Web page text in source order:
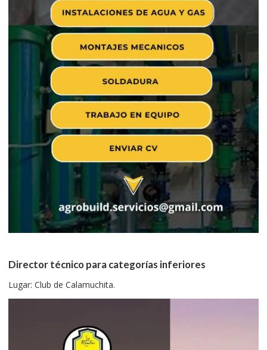
Director técnico para categorías inferiores
Lugar: Club de Calamuchita.